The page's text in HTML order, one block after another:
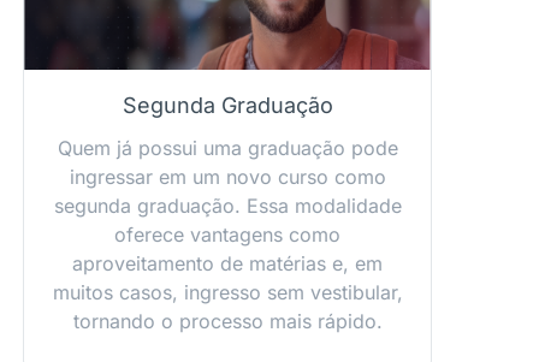
Segunda Graduação
Quem já possui uma graduação pode
ingressar em um novo curso como
segunda graduação. Essa modalidade
oferece vantagens como
aproveitamento de matérias e, em
muitos casos, ingresso sem vestibular,
tornando o processo mais rápido.